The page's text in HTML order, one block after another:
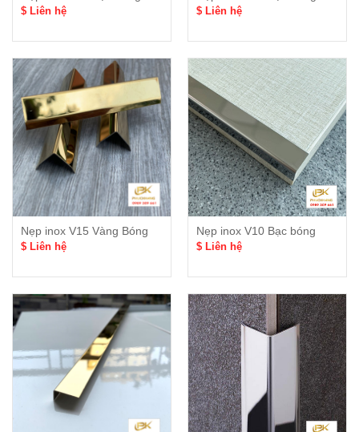
$ Liên hệ $ Liên hệ
Nẹp inox V15 Vàng Bóng
$ Liên hệ
Nẹp inox V10 Bạc bóng
$ Liên hệ